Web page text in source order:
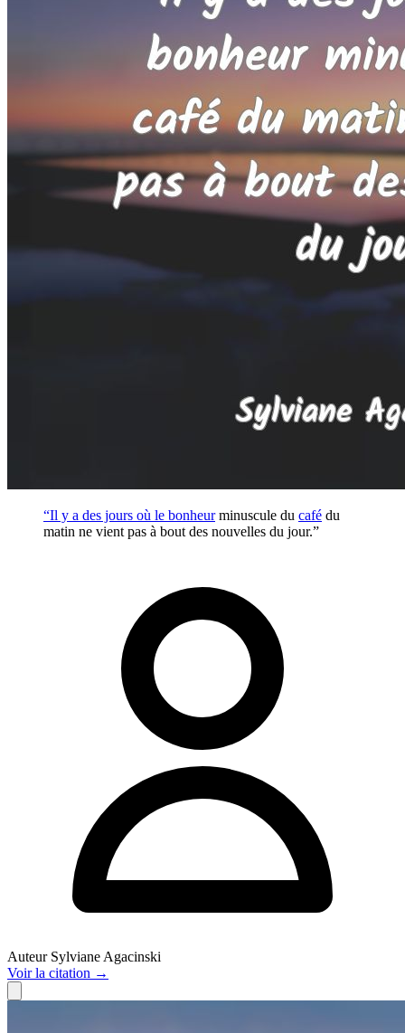
“Il y a des jours où le bonheurminuscule du café du
matin ne vient pas à bout des nouvelles du jour.”
Auteur Sylviane Agacinski
Voirla citation →